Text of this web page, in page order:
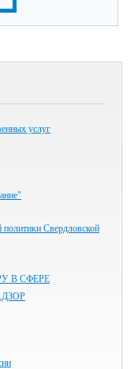
услуг
Свердловской
В СФЕРЕ